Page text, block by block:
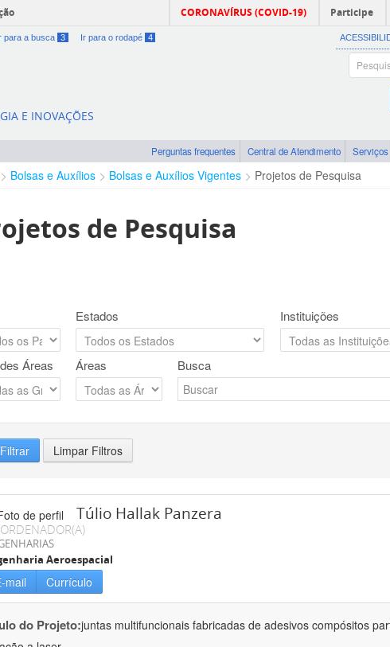
CORONAVÍRUS (COVID-19) Participe
para a busca 3 Ir para o rodapé 4
E INOVAÇÕES
Perguntas frequentes Central de Atendimento Serviços
Bolsas e Auxílios Bolsas e Auxílios Vigentes Projetos de Pesquisa
de Pesquisa
Estados Instituições
Áreas Áreas Busca
Filtrar Limpar Filtros
Túlio Hallak Panzera
Aeroespacial
mail Currículo
do Projeto:juntas multifuncionais fabricadas de adesivos compósitos